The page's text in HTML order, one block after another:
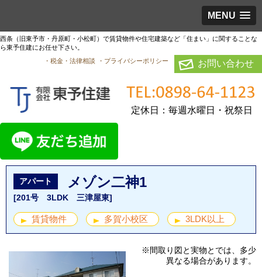
MENU
西条（旧東予市・丹原町・小松町）で賃貸物件や住宅建築など「住まい」に関することな
ら東予住建にお任せ下さい。
・税金・法律相談
・プライバシーポリシー お問い合わせ
定休日：毎週水曜日・祝祭日
アパート メゾン二神1
[201号 3LDK 三津屋東]
賃貸物件 多賀小校区 3LDK以上
※間取り図と実物とでは、多少
異なる場合があります。